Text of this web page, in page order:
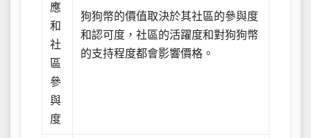
應
和
社
區
參
與
度
狗狗幣的價值取決於其社區的參與度
和認可度，社區的活躍度和對狗狗幣
的支持程度都會影響價格。